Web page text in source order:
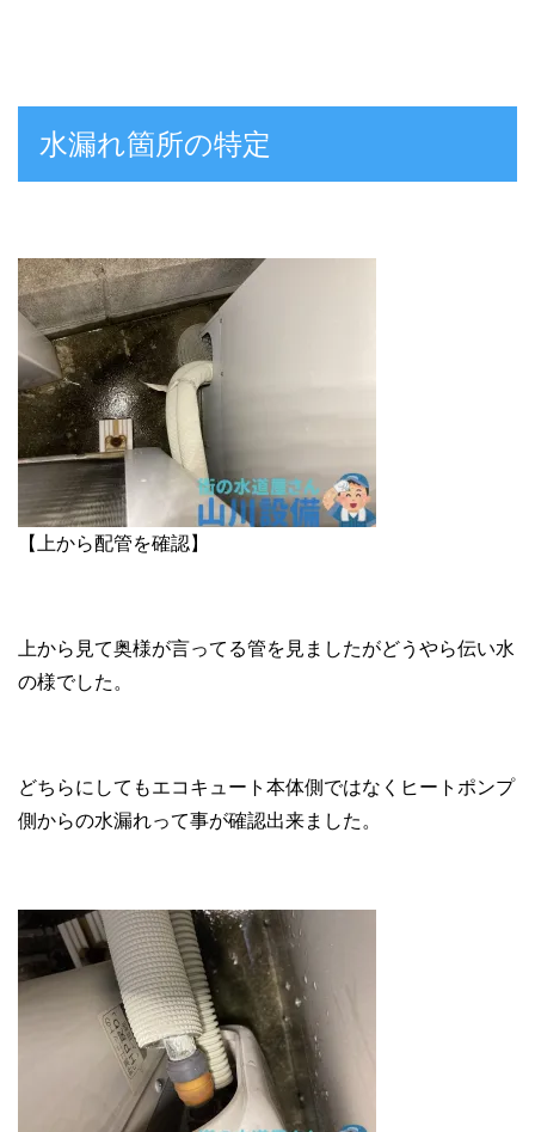
水漏れ箇所の特定
【上から配管を確認】
上から見て奥様が言ってる管を見ましたがどうやら伝い水
の様でした。
どちらにしてもエコキュート本体側ではなくヒートポンプ
側からの水漏れって事が確認出来ました。